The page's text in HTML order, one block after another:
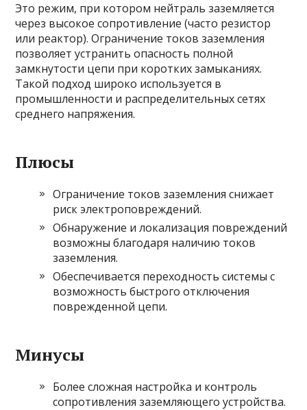
Это режим, при котором нейтраль заземляется
через высокое сопротивление (часто резистор
или реактор). Ограничение токов заземления
позволяет устранить опасность полной
замкнутости цепи при коротких замыканиях.
Такой подход широко используется в
промышленности и распределительных сетях
среднего напряжения.
Плюсы
Ограничение токов заземления снижает
риск электроповреждений.
Обнаружение и локализация повреждений
возможны благодаря наличию токов
заземления.
Обеспечивается переходность системы с
возможность быстрого отключения
поврежденной цепи.
Минусы
Более сложная настройка и контроль
сопротивления заземляющего устройства.